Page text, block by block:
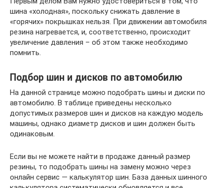
шина «холодная», поскольку снижать давление в
«горячих» покрышках нельзя. При движении автомобиля
резина нагревается, и, соответственно, происходит
увеличение давления – об этом также необходимо
помнить.
Подбор шин и дисков по автомобилю
На данной странице можно подобрать шины и диски по
автомобилю. В таблице приведены несколько
допустимых размеров шин и дисков на каждую модель
машины, однако диаметр дисков и шин должен быть
одинаковым.
Если вы не можете найти в продаже данный размер
резины, то подобрать шины на замену можно через
онлайн сервис — калькулятор шин. База данных шинного